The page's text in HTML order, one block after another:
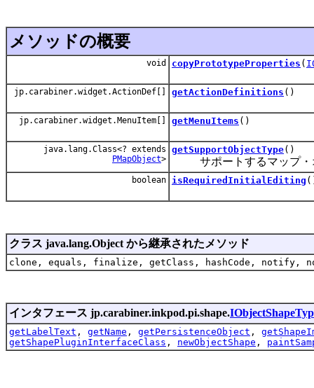
メソッドの概要
void copyPrototypeProperties (
jp.carabiner.widget.ActionDef[] getActionDefinitions ()
jp.carabiner.widget.MenuItem[] getMenuItems ()
java.lang.Class<? extends
PMapObject>
getSupportObjectType()
サポートするマップ・
boolean isRequiredInitialEditing
クラス java.lang.Object から継承されたメソッド
clone, equals, finalize, getClass, hashCode,
インタフェース jp.carabiner.inkpod.pi.shape.
getLabelText , getName , getPersistenceObject ,
getShapePluginInterfaceClass , newObjectShape ,